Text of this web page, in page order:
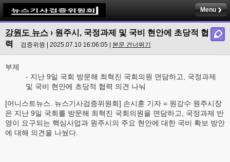
Menu
강원도 뉴스 › 원주시, 국정과제 및 국비 현안에 초당적 협
력
검증위원 | 2025.07.10 16:06:05 | 본문 건너뛰기
부제
- 지난 9일 국회 방문해 최혁진 국회의원 면담하고, 국정과제
및 국비 현안에 초당적 협력 의견 나눠
[어니스트뉴스. 뉴스기사검증위원회] 손시훈 기자 = 원강수 원주시장
은 지난 9일 국회를 방문해 최혁진 국회의원을 면담하고, 국정과제 반
영이 요구되는 핵심사업과 원주시의 주요 현안에 대한 국비 확보 방안
에 대해 의견을 나눴다.